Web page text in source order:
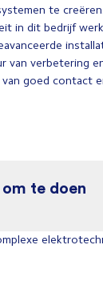
te
in dit bedrijf
van verbetering
goed contact
te doen